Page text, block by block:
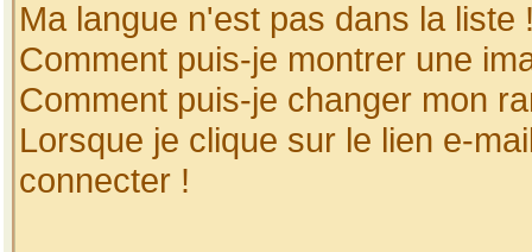
Ma langue n'est pas dans la liste
Comment puis-je montrer une
Comment puis-je changer mon
Lorsque je clique sur le lien e-
connecter !